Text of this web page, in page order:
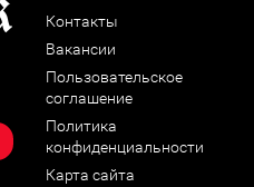
Контакты
Вакансии
Пользовательское
соглашение
Политика
конфиденциальности
Карта сайта